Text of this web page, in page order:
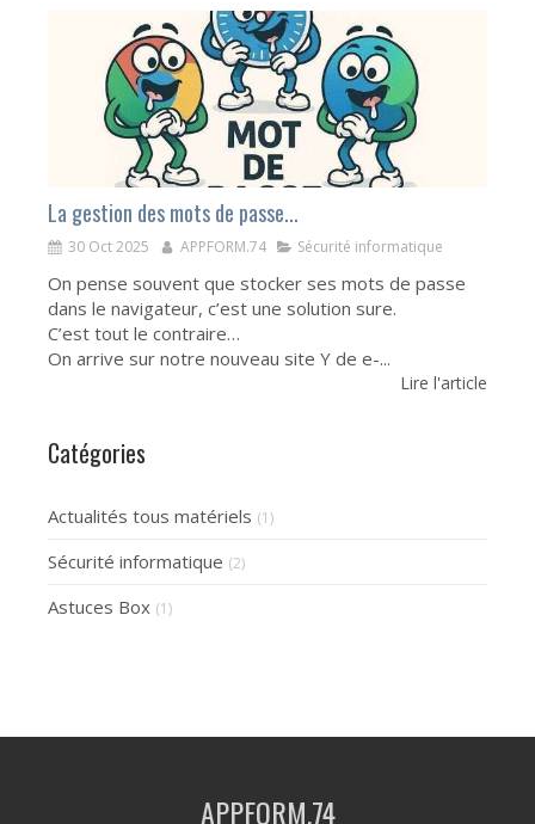
La gestion des mots de passe...
30 Oct 2025 APPFORM.74 Sécurité informatique
On pense souvent que stocker ses mots de passe
dans le navigateur, c’est une solution sure.
C’est tout le contraire…
On arrive sur notre nouveau site Y de e-...
Lire l'article
Catégories
Actualités tous matériels (1)
Sécurité informatique (2)
Astuces Box (1)
APPFORM.74